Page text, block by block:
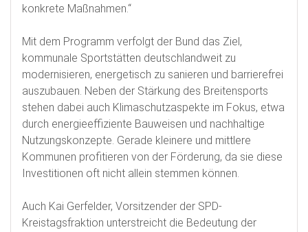
konkrete Maßnahmen.“
Mit dem Programm verfolgt der Bund das Ziel,
kommunale Sportstätten deutschlandweit zu
modernisieren, energetisch zu sanieren und barrierefrei
auszubauen. Neben der Stärkung des Breitensports
stehen dabei auch Klimaschutzaspekte im Fokus, etwa
durch energieeffiziente Bauweisen und nachhaltige
Nutzungskonzepte. Gerade kleinere und mittlere
Kommunen profitieren von der Förderung, da sie diese
Investitionen oft nicht allein stemmen können.
Auch Kai Gerfelder, Vorsitzender der SPD-
Kreistagsfraktion unterstreicht die Bedeutung der